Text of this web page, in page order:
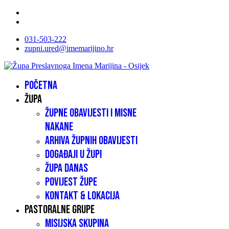
031-503-222
zupni.ured@imemarijino.hr
Početna
Župa
Župne obavijesti i misne
nakane
Arhiva župnih obavijesti
Događaji u župi
Župa danas
Povijest župe
Kontakt & lokacija
Pastoralne grupe
Misijska skupina